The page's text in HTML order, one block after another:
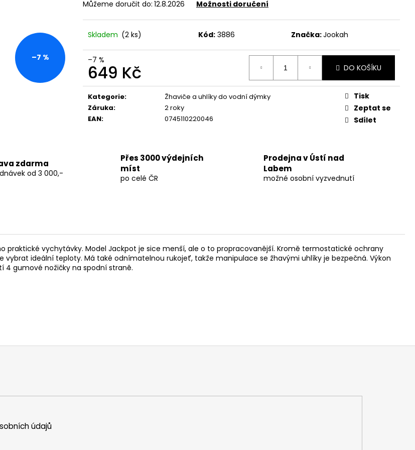
Můžeme doručit do: 12.8.2026 Možnosti doručení
Skladem (2 ks) Kód: 3886 Značka:Jookah
–7 %
649 Kč
Měrná
cena:
DO KOŠÍKU
Kategorie:
Žhaviče a uhlíky do vodní dýmky
Záruka:
2 roky
EAN: 0745110220046
Tisk
Zeptat se
Sdílet
–7 %
zdarma
od 3 000,-
Přes 3000 výdejních
míst
po celé ČR
Prodejna v Ústí nad
Labem
možné osobní vyzvednutí
praktické vychytávky. Model Jackpot je sice menší, ale o to propracovanější. Kromě termostatické ochrany
ideální teploty. Má také odnímatelnou rukojeť, takže manipulace se žhavými uhlíky je bezpečná. Výkon
4 gumové nožičky na spodní straně.
ACAI 1 ML
THC-X PLUTONIUM 30%
údajů